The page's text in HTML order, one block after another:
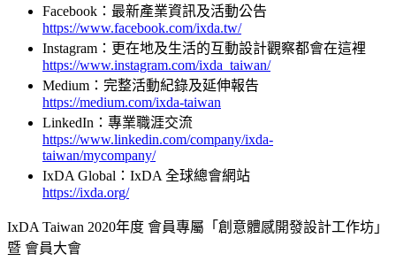
Facebook：最新產業資訊及活動公告
https://www.facebook.com/ixda.tw/
Instagram：更在地及生活的互動設計觀察都會在這裡
https://www.instagram.com/ixda_taiwan/
Medium：完整活動紀錄及延伸報告
https://medium.com/ixda-taiwan
LinkedIn：專業職涯交流
https://www.linkedin.com/company/ixda-
taiwan/mycompany/
IxDA Global：IxDA 全球總會網站
https://ixda.org/
IxDA Taiwan 2020年度 會員專屬「創意體感開發設計工作坊」
暨 會員大會